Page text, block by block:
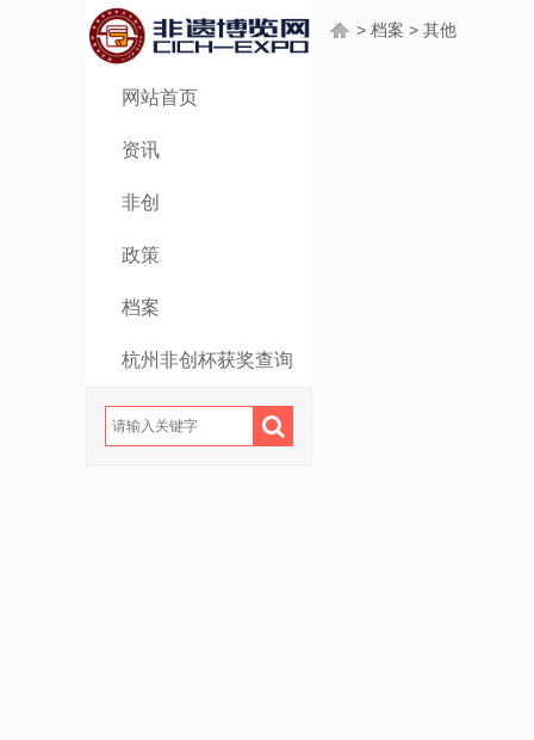
网站首页
资讯
非创
政策
档案
杭州非创杯获奖查询
> 档案 > 其他